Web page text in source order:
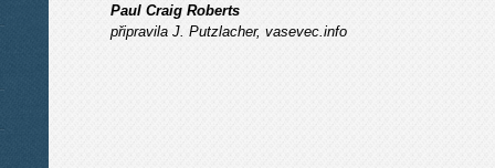
Paul Craig Roberts
připravila J. Putzlacher, vasevec.info